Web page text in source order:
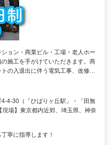
ョン・商業ビル・工場・老人ホー
施工を手がけていただきます。商
の入退出に伴う電気工事、改修…
4-30（「ひばりヶ丘駅」・「田無
場】東京都内近郊、埼玉県、神奈
寧に指導します！